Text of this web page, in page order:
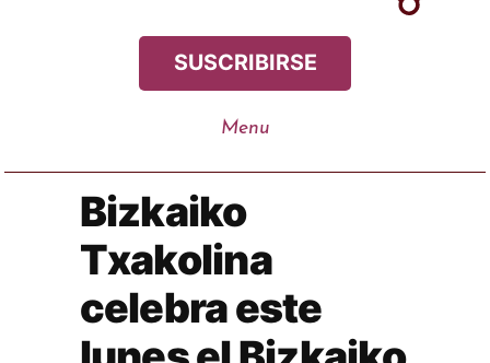
SUSCRIBIRSE
Bizkaiko
Txakolina
celebra este